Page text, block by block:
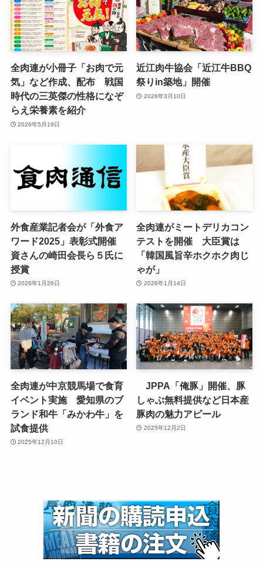
全肉連が小冊子「お肉で元
気」など作成、配布 戦国
時代の三英傑の性格になぞ
らえ栄養素を紹介
2026年5月19日
近江肉牛協会「近江牛BBQ
祭りin築地」開催
2026年3月10日
外食産業記者会が「外食ア
ワード2025」表彰式開催
資さんの崎田会長ら５氏に
授賞
2026年1月26日
全肉連がミートデリカコン
テストを開催 大臣賞は
「韓国風旨辛ホクホク肉じ
ゃが」
2026年1月14日
全肉連が中京競馬場で食育
イベント実施 愛知県のブ
ランド和牛「みかわ牛」を
試食提供
2025年12月10日
JPPA「俺豚」開催、豚
しゃぶ無料提供など日本産
豚肉の魅力アピール
2025年12月2日